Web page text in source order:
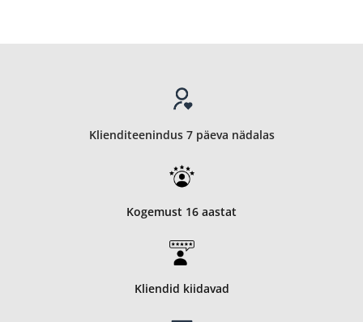
Klienditeenindus 7 päeva nädalas
Kogemust 16 aastat
Kliendid kiidavad